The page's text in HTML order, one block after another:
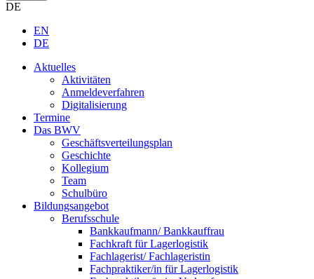
DE
EN
DE
Aktuelles
Aktivitäten
Anmeldeverfahren
Digitalisierung
Termine
Das BWV
Geschäftsverteilungsplan
Geschichte
Kollegium
Team
Schulbüro
Bildungsangebot
Berufsschule
Bankkaufmann/ Bankkauffrau
Fachkraft für Lagerlogistik
Fachlagerist/ Fachlageristin
Fachpraktiker/in für Lagerlogistik